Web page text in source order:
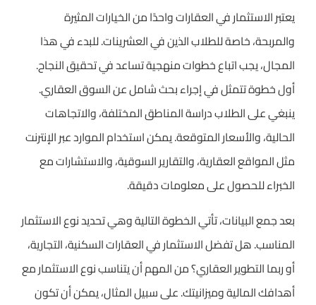
يعتبر الاستثمار في العقارات واحدًا من الخيارات المثيرة
والمربحة، خاصة للطلاب الذين في العشرينات. للبدء في هذا
المجال، يجب اتباع خطوات منهجية تساعد في تحقيق النجاح.
أول خطوة تتمثل في إجراء بحث شامل عن السوق العقاري.
ينبغي على الطلاب دراسة المناطق المختلفة، والاتجاهات
الحالية، والأسعار المتوقعة. يمكن استخدام الموارد عبر الإنترنت
مثل المواقع العقارية، والتقارير السوقية، والاستشارات مع
الخبراء للحصول على معلومات دقيقة.
بعد جمع البيانات، تأتي الخطوة التالية وهي تحديد نوع الاستثمار
المناسب. هل تفضل الاستثمار في العقارات السكنية، التجارية،
أو ربما التطوير العقاري؟ من المهم أن يتناسب نوع الاستثمار مع
أهدافك المالية وميزانيتك. على سبيل المثال، يمكن أن تكون